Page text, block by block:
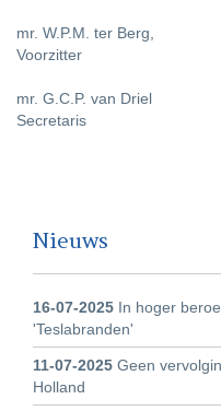
mr. W.P.M. ter Berg,
Voorzitter
mr. G.C.P. van Driel
Secretaris
Nieuws
16-07-2025 In hoger
'Teslabranden'
11-07-2025 Geen
Holland